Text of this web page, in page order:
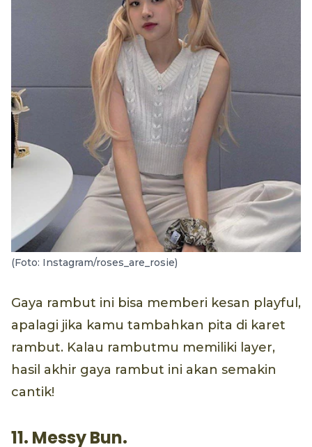
(Foto: Instagram/roses_are_rosie)
Gaya rambut ini bisa memberi kesan playful,
apalagi jika kamu tambahkan pita di karet
rambut. Kalau rambutmu memiliki layer,
hasil akhir gaya rambut ini akan semakin
cantik!
11. Messy Bun.